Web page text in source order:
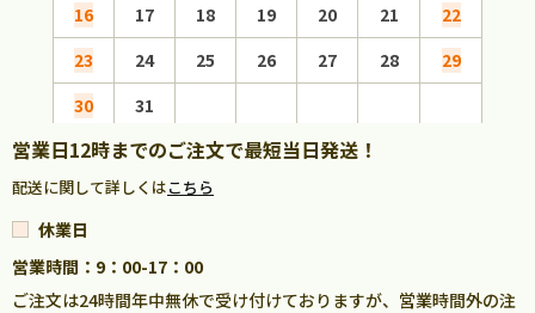
16
17 18 19 20 21
22
23
24 25 26 27 28
29
30
31
営業日12時までのご注文で最短当日発送！
配送に関して詳しくはこちら
休業日
営業時間：9：00-17：00
ご注文は24時間年中無休で受け付けておりますが、営業時間外の注